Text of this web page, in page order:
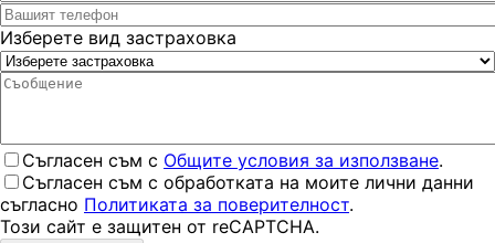
Изберете вид застраховка
Съгласен съм с Общите условия за използване.
Съгласен съм с обработката на моите лични данни
съгласно Политиката за поверителност.
Този сайт е защитен от reCAPTCHA.